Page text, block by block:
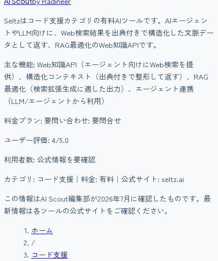
Seltzはコード支援カテゴリの有料AIツールです。 AIエージェン
トやLLM向けに、Web検索結果を出典付きで構造化した文脈デー
タとして返す、RAG最適化のWeb知識APIです。
主な機能: Web知識API（エージェント向けにWeb検索を提
供）、構造化コンテキスト（出典付きで整形して返す）、RAG
最適化（検索拡張生成に適した出力）、エージェント連携
（LLM/エージェントから利用）
料金プラン: 要問い合わせ: 要問合せ
ユーザー評価: 4/5.0
利用者数: 公式情報を要確認
カテゴリ: コード支援 ｜料金: 有料 ｜公式サイト: seltz.ai
この情報はAI Scout編集部が2026年7月 に確認したものです。最
新情報は各ツールの公式サイトをご確認ください。
ホーム
/
コード支援